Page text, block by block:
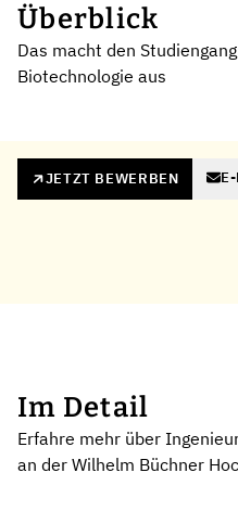
Überblick
Das macht den
Biotechnologie aus
JETZT BEWERBEN
Im Detail
Erfahre mehr über
an der Wilhelm Büchner